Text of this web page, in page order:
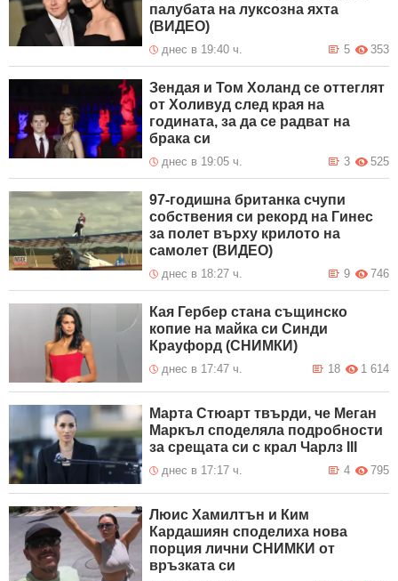
палубата на луксозна яхта
(ВИДЕО)
днес в 19:40 ч. 353
5
Зендая и Том Холанд се оттеглят
от Холивуд след края на
годината, за да се радват на
брака си
днес в 19:05 ч. 525
3
97-годишна британка счупи
собствения си рекорд на Гинес
за полет върху крилото на
самолет (ВИДЕО)
днес в 18:27 ч. 746
9
Кая Гербер стана същинско
копие на майка си Синди
Крауфорд (СНИМКИ)
днес в 17:47 ч. 1 614
18
Марта Стюарт твърди, че Меган
Маркъл споделяла подробности
за срещата си с крал Чарлз III
днес в 17:17 ч. 795
4
Люис Хамилтън и Ким
Кардашиян споделиха нова
порция лични СНИМКИ от
връзката си